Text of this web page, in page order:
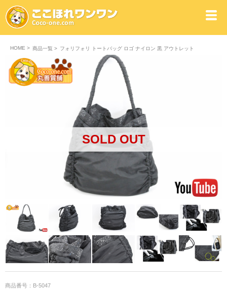
HOME > 商品一覧 > フォリフォリ トートバッグ ロゴ ナイロン 黒 アウトレット
SOLD OUT
商品番号：B-5047